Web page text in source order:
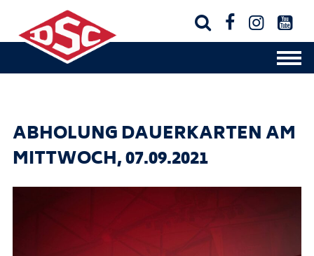
   
ABHOLUNG DAUERKARTEN AM
MITTWOCH, 07.09.2021